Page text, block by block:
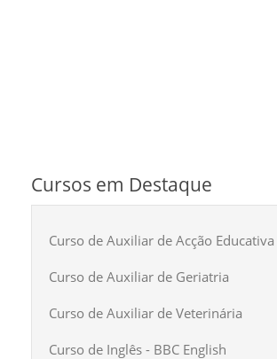
Cursos em Destaque
Curso de Auxiliar de Acção Educativa
Curso de Auxiliar de Geriatria
Curso de Auxiliar de Veterinária
Curso de Inglês - BBC English